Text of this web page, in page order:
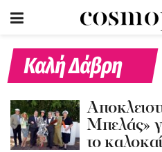
Καλή Δάβρη
Μπελάς»
το